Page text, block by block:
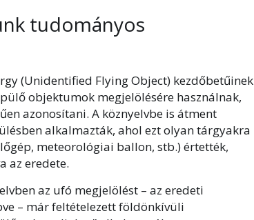
tudományos
(Unidentified Flying Object) kezdőbetűinek
objektumok megjelölésére használnak,
azonosítani. A köznyelvbe is átment
alkalmazták, ahol ezt olyan tárgyakra
meteorológiai ballon, stb.) értették,
az eredete.
az ufó megjelölést – az eredeti
– már feltételezett földönkívüli